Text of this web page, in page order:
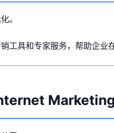
。
工具和专家服务，帮助企业
Marketing